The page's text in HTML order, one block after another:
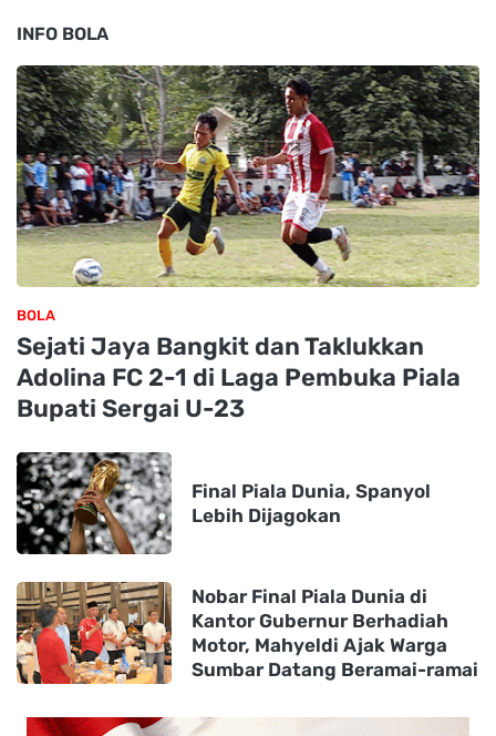
INFO BOLA
BOLA
Sejati Jaya Bangkit dan Taklukkan
Adolina FC 2-1 di Laga Pembuka Piala
Bupati Sergai U-23
Final Piala Dunia, Spanyol
Lebih Dijagokan
Nobar Final Piala Dunia di
Kantor Gubernur Berhadiah
Motor, Mahyeldi Ajak Warga
Sumbar Datang Beramai-ramai